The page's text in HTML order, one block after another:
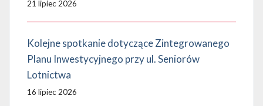
21 lipiec 2026
Kolejne spotkanie dotyczące Zintegrowanego
Planu Inwestycyjnego przy ul. Seniorów
Lotnictwa
16 lipiec 2026